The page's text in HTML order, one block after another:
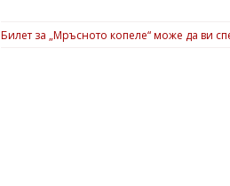
Билет за „Мръсното копеле“ може да ви